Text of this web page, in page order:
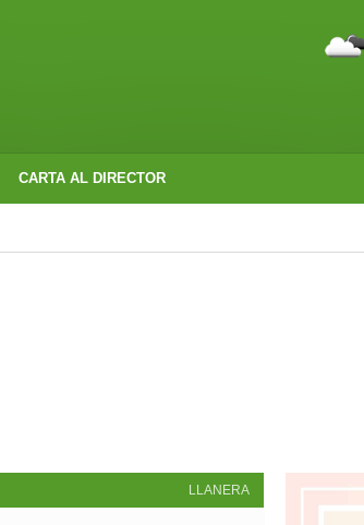
CARTA AL DIRECTOR
LLANERA